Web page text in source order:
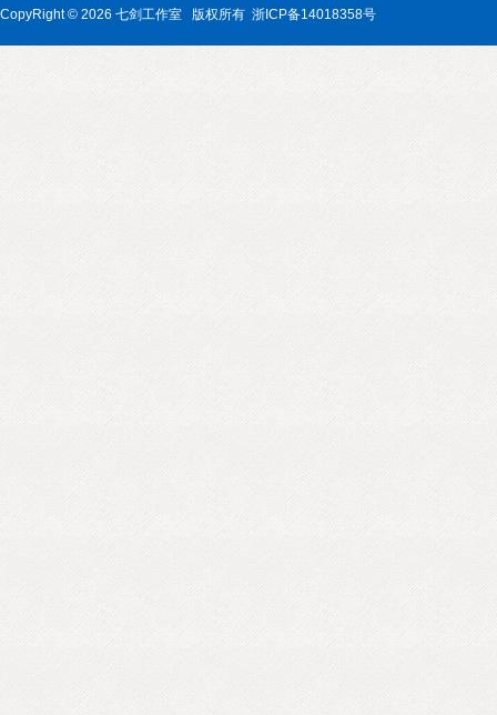
CopyRight © 2026 七剑工作室
版权所有 浙ICP备14018358号